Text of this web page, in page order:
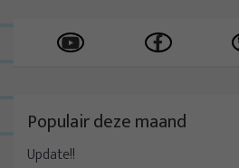
Populair deze maand
Update!!